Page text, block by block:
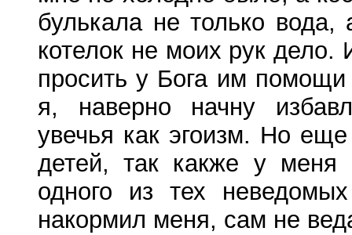
булькала не только
котелок не моих рук
просить у Бога им
я, наверно начну
увечья как эгоизм. Но
детей, так какже у
одного из тех
накормил меня, сам не